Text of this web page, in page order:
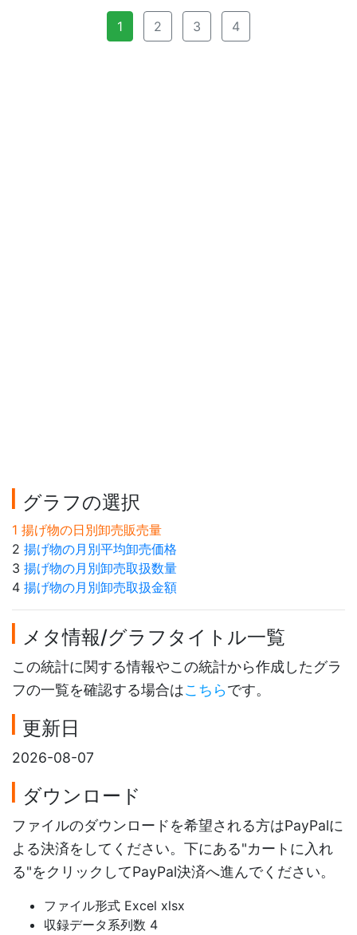
1 2 3 4
グラフの選択
1 揚げ物の日別卸売販売量
2 揚げ物の月別平均卸売価格
3 揚げ物の月別卸売取扱数量
4 揚げ物の月別卸売取扱金額
メタ情報/グラフタイトル一覧
この統計に関する情報やこの統計から作成したグラ
フの一覧を確認する場合はこちらです。
更新日
2026-08-07
ダウンロード
ファイルのダウンロードを希望される方はPayPalに
よる決済をしてください。下にある"カートに入れ
る"をクリックしてPayPal決済へ進んでください。
ファイル形式 Excel xlsx
収録データ系列数 4